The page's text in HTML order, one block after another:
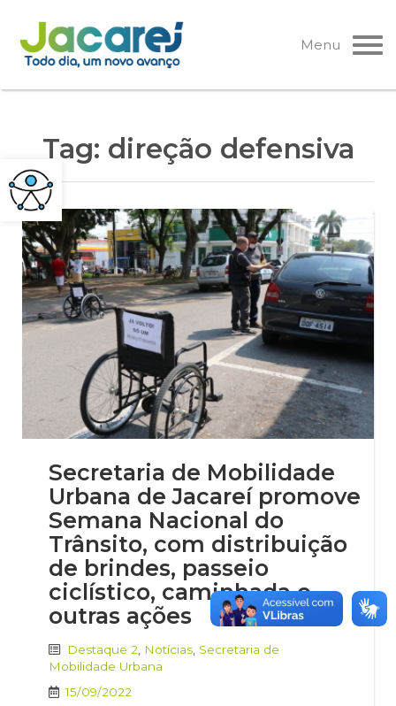
Pular
para
o
Menu
Tag: direção defensiva
Secretaria de Mobilidade
Urbana de Jacareí promove
Semana Nacional do
Trânsito, com distribuição
de brindes, passeio
ciclístico, caminhada e
outras ações
Destaque 2 Notícias Secretaria de
Mobilidade Urbana
15/09/2022